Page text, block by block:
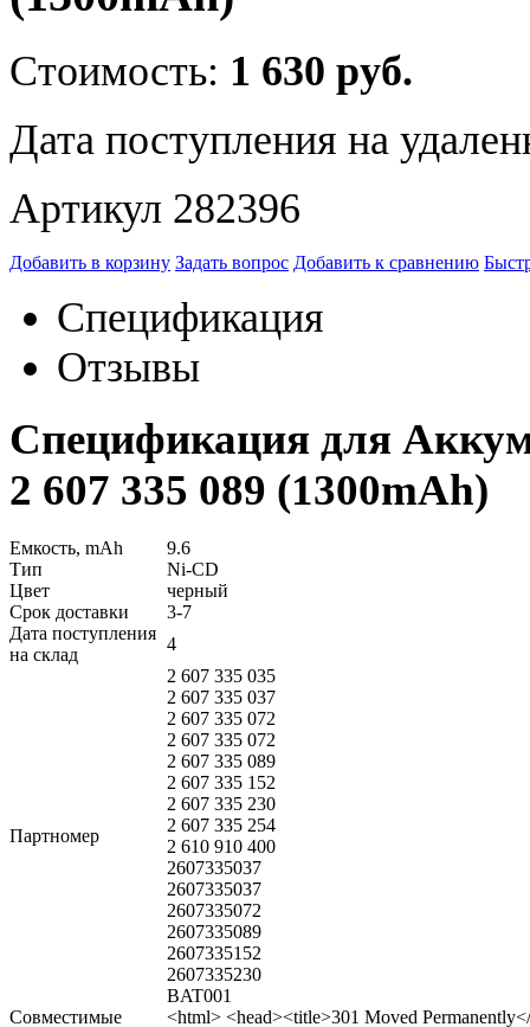
Стоимость: 1 630 руб.
Дата поступления на
Артикул 282396
Добавить в корзину Задать вопрос Добавить к сравнению
Спецификация
Отзывы
Спецификация для
2 607 335 089 (1300mAh)
Емкость, mAh
9.6
Тип
Ni-CD
Цвет
черный
Срок доставки
3-7
Дата поступления
на склад
4
Партномер
2 607 335 035
2 607 335 037
2 607 335 072
2 607 335 072
2 607 335 089
2 607 335 152
2 607 335 230
2 607 335 254
2 610 910 400
2607335037
2607335037
2607335072
2607335089
2607335152
2607335230
BAT001
Совместимые
<html> <head><title>301 Moved